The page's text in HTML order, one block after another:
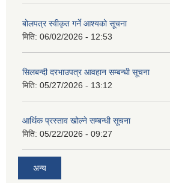
बोलपत्र स्वीकृत गर्ने आश्यको सूचना
मिति: 06/02/2026 - 12:53
सिलबन्दी दरभाउपत्र आवहान सम्बन्धी सूचना
मिति: 05/27/2026 - 13:12
आर्थिक प्रस्ताव खोल्ने सम्बन्धी सूचना
मिति: 05/22/2026 - 09:27
अन्य